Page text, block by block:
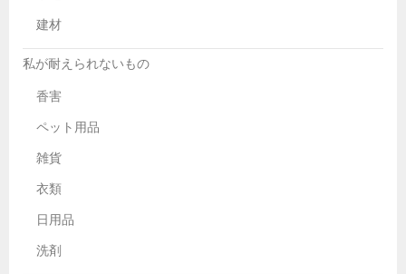
建材
私が耐えられないもの
香害
ペット用品
雑貨
衣類
日用品
洗剤